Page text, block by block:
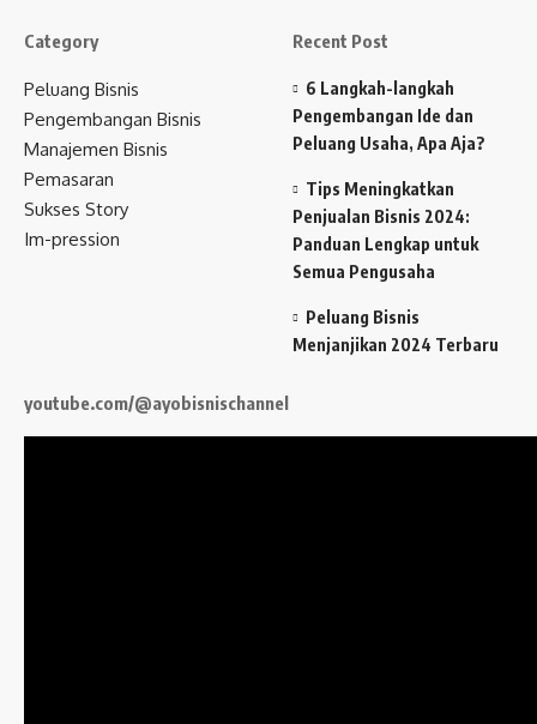
Category
Peluang Bisnis
Pengembangan Bisnis
Manajemen Bisnis
Pemasaran
Sukses Story
Im-pression
Recent Post
6 Langkah-langkah
Pengembangan Ide dan
Peluang Usaha, Apa Aja?
Tips Meningkatkan
Penjualan Bisnis 2024:
Panduan Lengkap untuk
Semua Pengusaha
Peluang Bisnis
Menjanjikan 2024 Terbaru
youtube.com/@ayobisnischannel